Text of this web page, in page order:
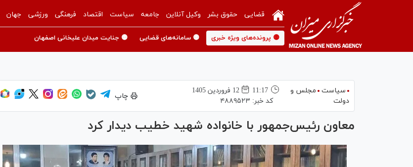
قضایی حقوق بشر وکیل آنلاین جامعه سیاست اقتصاد فرهنگی ورزشی جهان
🟡 پرونده‌های ویژه خبری 🟡 سامانه‌های قضایی 🟡 جنایت میدان علیخانی اصفهان
سیاست
مجلس و
دولت
11:17
12 فروردين 1405
کد خبر: ۴۸۸۹۵۲۳
چاپ
معاون رئیس‌جمهور با خانواده شهید خطیب دیدار کرد